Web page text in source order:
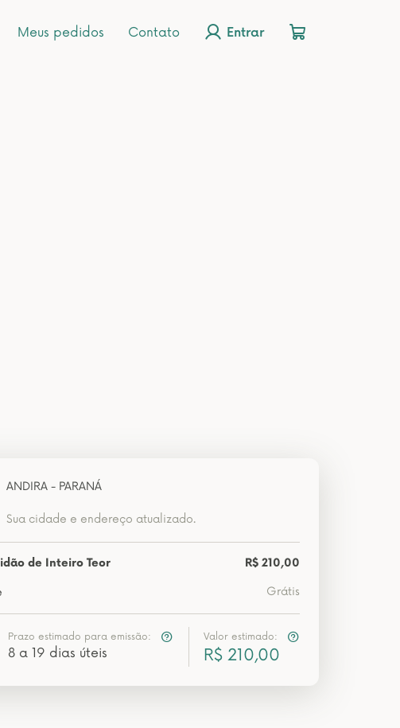
Meus pedidos Contato Entrar
ANDIRA - PARANÁ
Sua cidade e endereço atualizado.
de Inteiro Teor R$ 210,00
Grátis
Prazo estimado para emissão:
8 a 19 dias úteis
Valor estimado:
R$ 210,00